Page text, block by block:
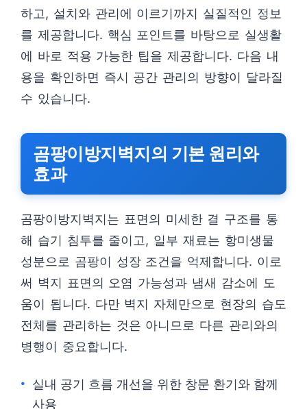
하고, 설치와 관리에 이르기까지 실질적인 정보
를 제공합니다. 핵심 포인트를 바탕으로 실생활
에 바로 적용 가능한 팁을 제공합니다. 다음 내
용을 확인하면 즉시 공간 관리의 방향이 달라질
수 있습니다.
곰팡이방지벽지의 기본 원리와
효과
곰팡이방지벽지는 표면의 미세한 결 구조를 통
해 습기 침투를 줄이고, 일부 재료는 항미생물
성분으로 곰팡이 성장 조건을 억제합니다. 이로
써 벽지 표면의 오염 가능성과 냄새 감소에 도
움이 됩니다. 다만 벽지 자체만으로 현장의 습도
전체를 관리하는 것은 아니므로 다른 관리와의
병행이 중요합니다.
실내 공기 흐름 개선을 위한 창문 환기와 함께
사용